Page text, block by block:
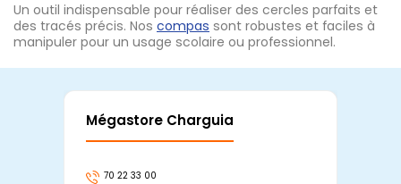
Un outil indispensable pour réaliser des cercles parfaits et
des tracés précis. Nos compas sont robustes et faciles à
manipuler pour un usage scolaire ou professionnel.
Mégastore Charguia
70 22 33 00